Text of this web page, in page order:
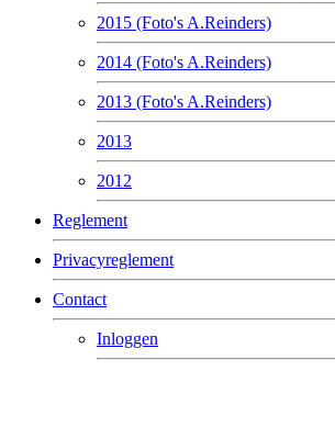
2015 (Foto's A.Reinders)
2014 (Foto's A.Reinders)
2013 (Foto's A.Reinders)
2013
2012
Reglement
Privacyreglement
Contact
Inloggen